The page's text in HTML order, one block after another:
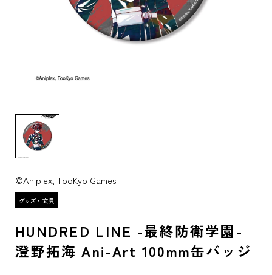
©Aniplex, TooKyo Games
HUNDRED LINE -最終防衛学園-
澄野拓海 Ani-Art 100mm缶バッジ